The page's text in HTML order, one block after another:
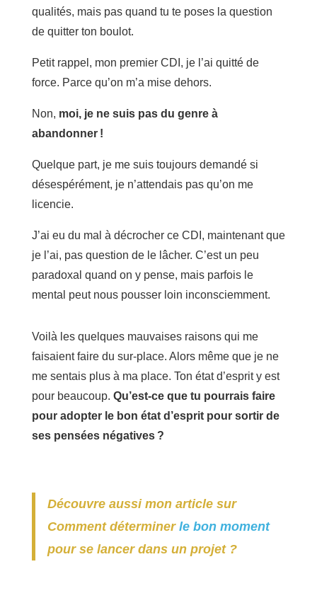
qualités, mais pas quand tu te poses la question
de quitter ton boulot.
Petit rappel, mon premier CDI, je l’ai quitté de
force. Parce qu’on m’a mise dehors.
Non, moi, je ne suis pas du genre à
abandonner !
Quelque part, je me suis toujours demandé si
désespérément, je n’attendais pas qu’on me
licencie.
J’ai eu du mal à décrocher ce CDI, maintenant que
je l’ai, pas question de le lâcher. C’est un peu
paradoxal quand on y pense, mais parfois le
mental peut nous pousser loin inconsciemment.
Voilà les quelques mauvaises raisons qui me
faisaient faire du sur-place. Alors même que je ne
me sentais plus à ma place. Ton état d’esprit y est
pour beaucoup. Qu’est-ce que tu pourrais faire
pour adopter le bon état d’esprit pour sortir de
ses pensées négatives ?
Découvre aussi mon article sur
Comment déterminerle bon moment
pour se lancer dans un projet ?